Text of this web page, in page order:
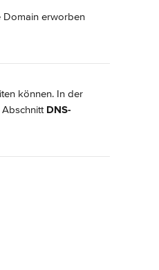
Domain erworben
können. In der
Abschnitt DNS-